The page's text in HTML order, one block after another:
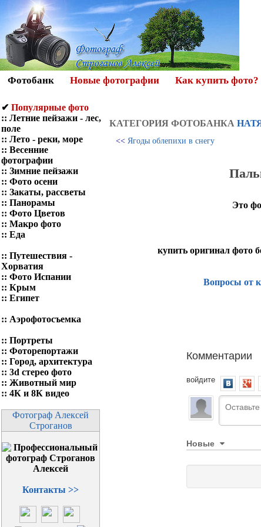
Фотобанк Новые фотографии Как купить фото?
✔ Популярные фото
:: Летние пейзажи - лес,
поле
:: Лето - реки, море
:: Весенние
фотографии
:: Зимние пейзажи
:: Фото осени
:: Закаты, рассветы
:: Панорамы
:: Фото Цветов
:: Макро фото
:: Еда
:: Путешествия -
Хорватия
:: Фото Испании
:: Крым
:: Египет
:: Аэрофотосъемка
:: Портреты
:: Фоторепортажи
:: Город, архитектура
:: 3d стерео фото
:: Животный мир
:: 4К и 8К видео
Фотограф Алексей
Строганов
Контакты >>
КАТЕГОРИЯ ФОТOБАНКА
<< Ягоды облепихи в снегу
Это
купить оригинал фото
Вопросы от
Комментарии
войдите
Новые